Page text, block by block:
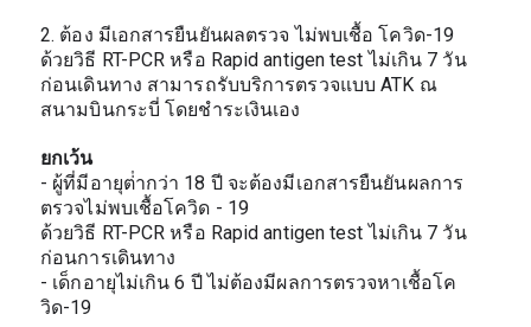
2. ต้อง มีเอกสารยืนยันผลตรวจ ไม่พบเชื้อ โควิด-19
ด้วยวิธี RT-PCR หรือ Rapid antigen test ไม่เกิน 7 วัน
ก่อนเดินทาง สามารถรับบริการตรวจแบบ ATK ณ
สนามบินกระบี่ โดยชําระเงินเอง
ยกเว้น
- ผู้ที่มีอายุต่ํากว่า 18 ปี จะต้องมีเอกสารยืนยันผลการ
ตรวจไม่พบเชื้อโควิด - 19
ด้วยวิธี RT-PCR หรือ Rapid antigen test ไม่เกิน 7 วัน
ก่อนการเดินทาง
- เด็กอายุไม่เกิน 6 ปี ไม่ต้องมีผลการตรวจหาเชื้อโค
วิด-19